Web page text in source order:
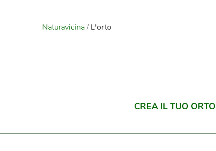
Naturavicina/L'orto
CREA IL TUO ORTO